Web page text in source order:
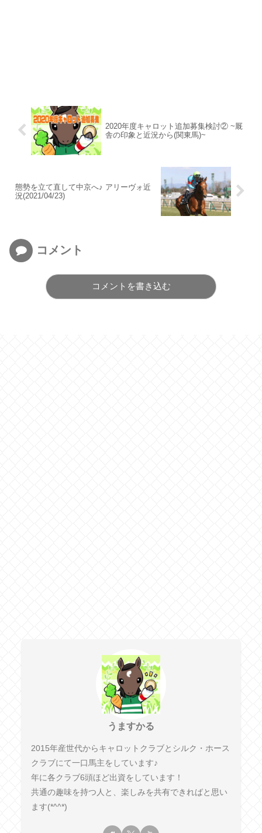
2020年度キャロット追加募集検討② ~厩
舎の印象と近況から(関東馬)~
態勢を立て直して中京へ♪ アリーヴォ近
況(2021/04/23)
コメント
コメントを書き込む
うますかる
2015年産世代からキャロットクラブとシルク・ホース
クラブにて一口馬主をしています♪
年に各クラブ6頭ほど出資をしています！
共通の趣味を持つ人と、楽しみを共有できればと思い
ます(*^^*)